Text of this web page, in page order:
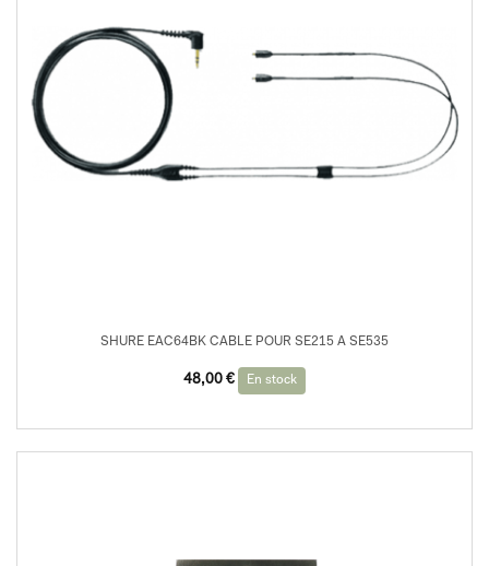
SHURE EAC64BK CABLE POUR SE215 A SE535
48,00 € En stock